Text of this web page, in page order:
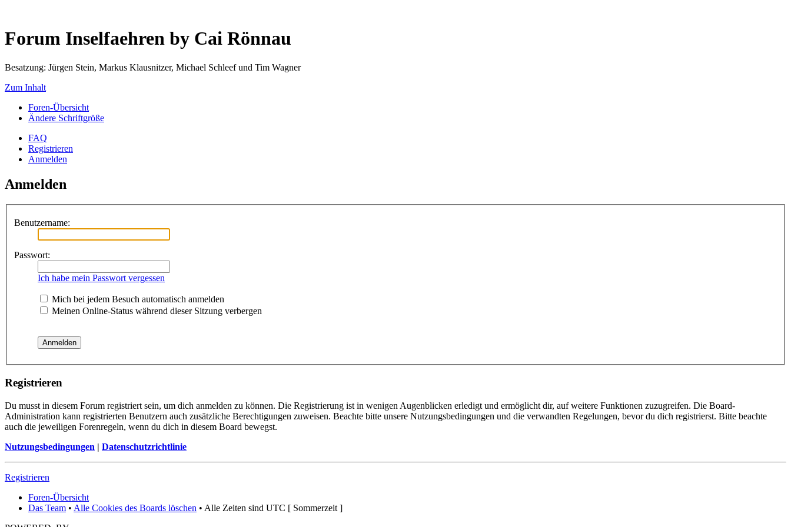
Forum Inselfaehren by Cai Rönnau
Besatzung: Jürgen Stein, Markus Klausnitzer, Michael Schleef und Tim Wagner
Zum Inhalt
Foren-Übersicht
Ändere Schriftgröße
FAQ
Registrieren
Anmelden
Anmelden
Benutzername:
Passwort:
Ich habe mein Passwort vergessen
Mich bei jedem Besuch automatisch anmelden
Meinen Online-Status während dieser Sitzung verbergen
Registrieren
Du musst in diesem Forum registriert sein, um dich anmelden zu können. Die Registrierung ist in wenigen Augenblicken erledigt und ermöglicht dir, auf weitere Funktionen zuzugreifen. Die Board-
Administration kann registrierten Benutzern auch zusätzliche Berechtigungen zuweisen. Beachte bitte unsere Nutzungsbedingungen und die verwandten Regelungen, bevor du dich registrierst. Bitte beachte
auch die jeweiligen Forenregeln, wenn du dich in diesem Board bewegst.
Nutzungsbedingungen | Datenschutzrichtlinie
Registrieren
Foren-Übersicht
Das Team • Alle Cookies des Boards löschen • Alle Zeiten sind UTC [ Sommerzeit ]